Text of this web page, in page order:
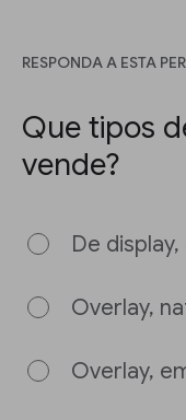
RESPONDA A ESTA
Que tipos
vende?
De
Overlay,
Overlay,